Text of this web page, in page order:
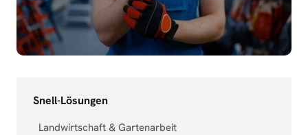
Snell-Lösungen
Landwirtschaft & Gartenarbeit